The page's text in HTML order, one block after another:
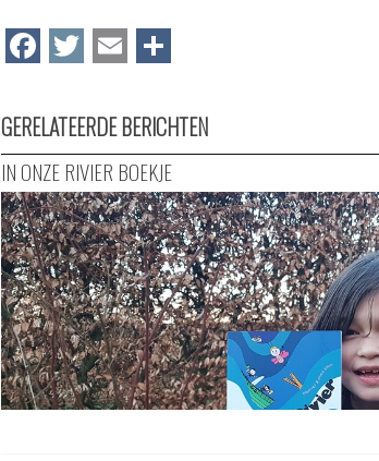
Facebook
Twitter
Email
GERELATEERDE BERICHTEN
IN ONZE RIVIER BOEKJE